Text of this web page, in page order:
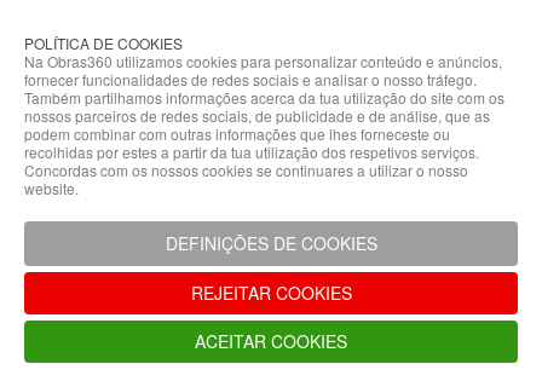
Condicionado
Acessórios
Climatização
Acessórios
Climatização
Hidráulicas
Controladores
Fixações e
Acessórios
Isolamento
para
Tubagem
POLÍTICA DE COOKIES
Na Obras360 utilizamos cookies para personalizar conteúdo e anúncios,
fornecer funcionalidades de redes sociais e analisar o nosso tráfego.
Também partilhamos informações acerca da tua utilização do site com os
nossos parceiros de redes sociais, de publicidade e de análise, que as
podem combinar com outras informações que lhes forneceste ou
recolhidas por estes a partir da tua utilização dos respetivos serviços.
Concordas com os nossos cookies se continuares a utilizar o nosso
website.
DEFINIÇÕES DE COOKIES
REJEITAR COOKIES
ACEITAR COOKIES